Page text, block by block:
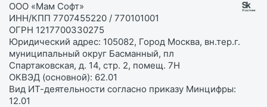
ООО «Мам Софт»
ИНН/КПП 7707455220 / 770101001
ОГРН 1217700330275
Юридический адрес: 105082, Город Москва, вн.тер.г.
муниципальный округ Басманный, пл
Спартаковская, д. 14, стр. 2, помещ. 7Н
ОКВЭД (основной): 62.01
Вид ИТ-деятельности согласно приказу Минцифры:
12.01